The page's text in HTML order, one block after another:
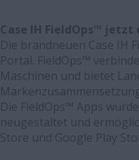
Case IH FieldOps™
Die brandneuen Case IH
Portal. FieldOps™
Maschinen und bietet
Die FieldOps™ Apps
neugestaltet und
Store und Google Play